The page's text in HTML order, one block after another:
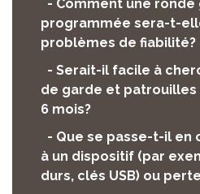
- Comment une ronde
programmée sera-t-
problèmes de fiabilité?
- Serait-il facile à
de garde et
6 mois?
- Que se passe-t-il en
à un dispositif (par
durs, clés USB) ou